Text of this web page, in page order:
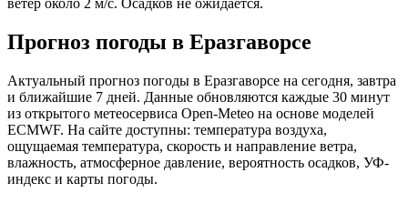
ветер около 2 м/с. Осадков не ожидается.
Прогноз погоды в Еразгаворсе
Актуальный прогноз погоды в Еразгаворсе на сегодня, завтра
и ближайшие 7 дней. Данные обновляются каждые 30 минут
из открытого метеосервиса Open-Meteo на основе моделей
ECMWF. На сайте доступны: температура воздуха,
ощущаемая температура, скорость и направление ветра,
влажность, атмосферное давление, вероятность осадков, УФ-
индекс и карты погоды.